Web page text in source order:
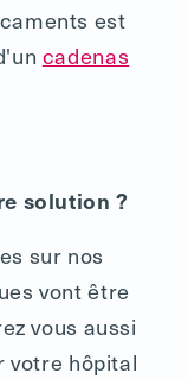
est
cadenas
solution ?
sur nos
vont être
vous aussi
votre hôpital